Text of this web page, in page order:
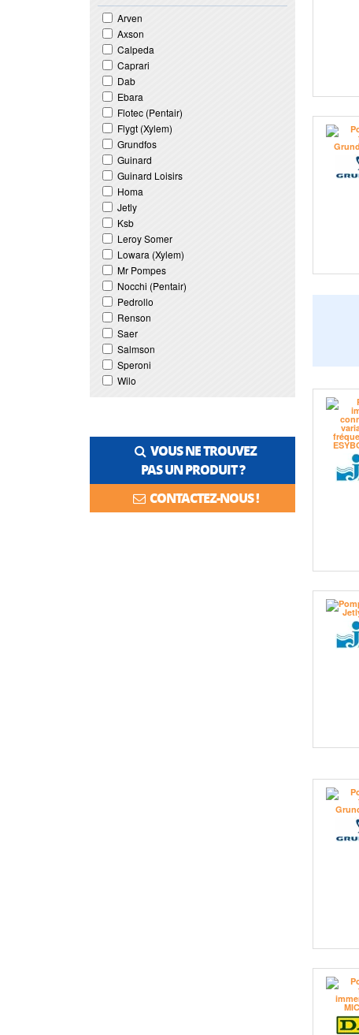
Arven
Axson
Calpeda
Caprari
Dab
Ebara
Flotec (Pentair)
Flygt (Xylem)
Grundfos
Guinard
Guinard Loisirs
Homa
Jetly
Ksb
Leroy Somer
Lowara (Xylem)
Mr Pompes
Nocchi (Pentair)
Pedrollo
Renson
Saer
Salmson
Speroni
Wilo
VOUS NE TROUVEZ
PAS UN PRODUIT ?
CONTACTEZ-NOUS !